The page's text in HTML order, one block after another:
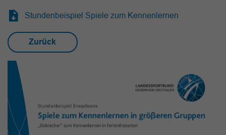
Stundenbeispiel Spiele zum Kennenlernen
Zurück